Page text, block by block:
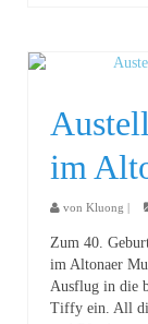
im
von Kluong
Zum 40.
im Altonaer
Ausflug in die
Tiffy ein. All